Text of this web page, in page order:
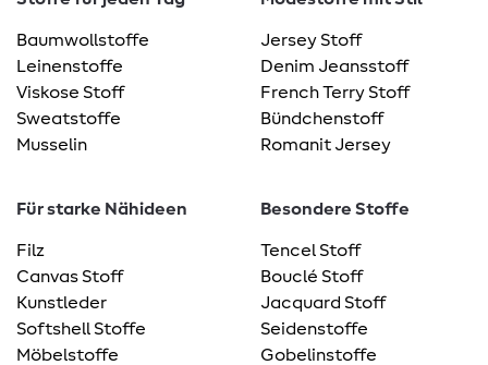
Baumwollstoffe
Leinenstoffe
Viskose Stoff
Sweatstoffe
Musselin
Jersey Stoff
Denim Jeansstoff
French Terry Stoff
Bündchenstoff
Romanit Jersey
Für starke Nähideen
Filz
Canvas Stoff
Kunstleder
Softshell Stoffe
Möbelstoffe
Besondere Stoffe
Tencel Stoff
Bouclé Stoff
Jacquard Stoff
Seidenstoffe
Gobelinstoffe